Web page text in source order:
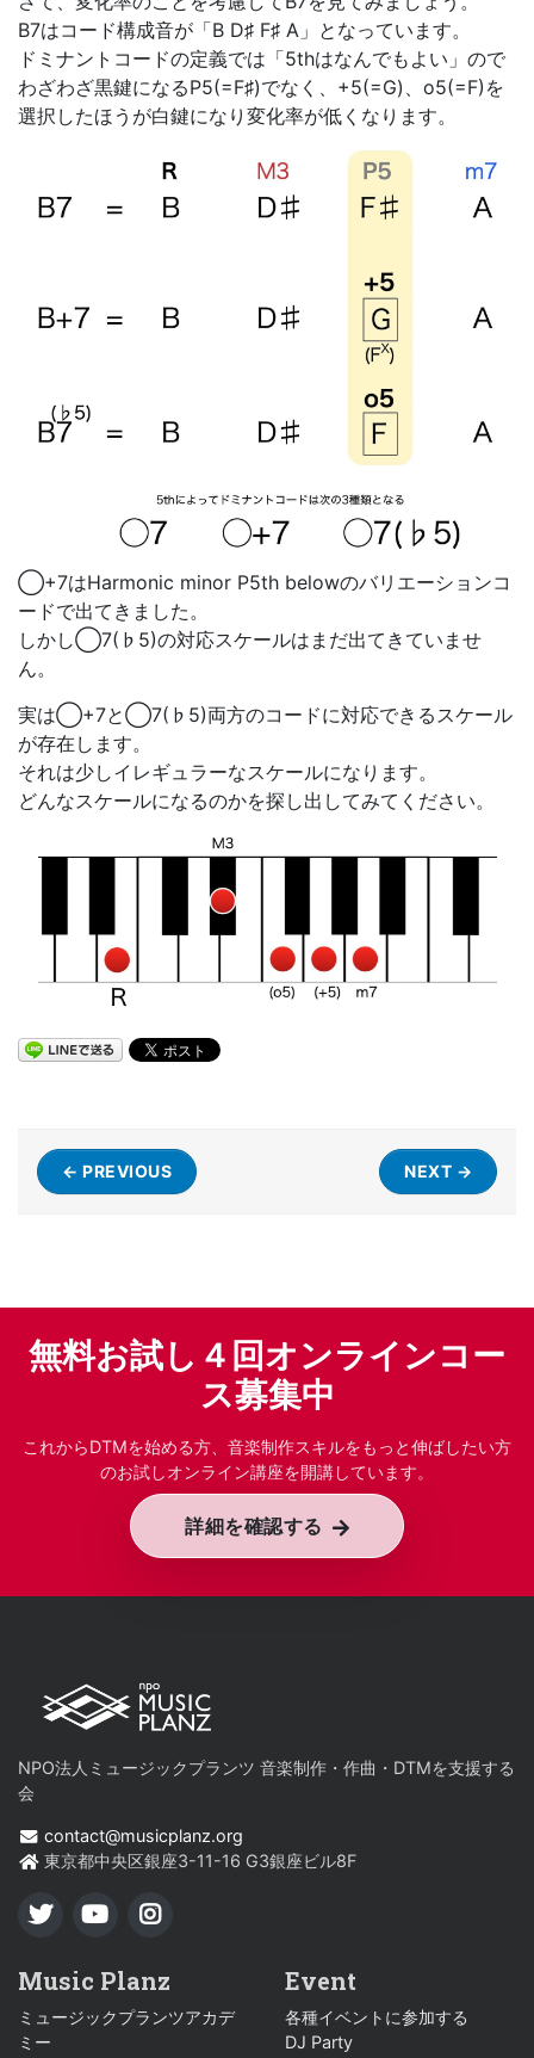
B7はコード構成音が「B D♯ F♯ A」となっています。
ドミナントコードの定義では「5thはなんでもよい」ので
わざわざ黒鍵になるP5(=F♯)でなく、+5(=G)、o5(=F)を
選択したほうが白鍵になり変化率が低くなります。
◯+7はHarmonic minor P5th belowのバリエーションコ
ードで出てきました。
しかし◯7(♭5)の対応スケールはまだ出てきていませ
ん。
実は◯+7と◯7(♭5)両方のコードに対応できるスケール
が存在します。
それは少しイレギュラーなスケールになります。
どんなスケールになるのかを探し出してみてください。
← PREVIOUS NEXT →
無料お試し４回オンラインコー
ス募集中
これからDTMを始める方、音楽制作スキルをもっと伸ばしたい方
のお試しオンライン講座を開講しています。
詳細を確認する
NPO法人ミュージックプランツ 音楽制作・作曲・DTMを支援する
会
contact@musicplanz.org
東京都中央区銀座3-11-16 G3銀座ビル8F
TWITTERYOUTUBE
INSTAGRAM
Music Planz
ミュージックプランツアカデ
ミー
Event
各種イベントに参加する
DJ Party